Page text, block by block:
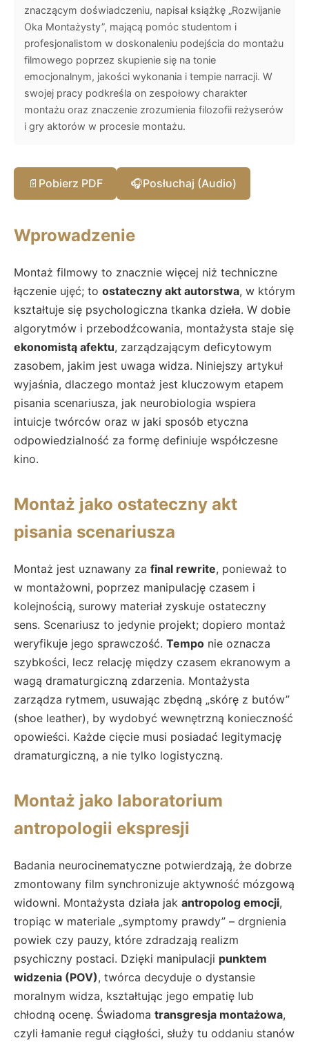
znaczącym doświadczeniu, napisał książkę „Rozwijanie
Oka Montażysty”, mającą pomóc studentom i
profesjonalistom w doskonaleniu podejścia do montażu
filmowego poprzez skupienie się na tonie
emocjonalnym, jakości wykonania i tempie narracji. W
swojej pracy podkreśla on zespołowy charakter
montażu oraz znaczenie zrozumienia filozofii reżyserów
i gry aktorów w procesie montażu.
📄 Pobierz PDF 🎧Posłuchaj (Audio)
Wprowadzenie
Montaż filmowy to znacznie więcej niż techniczne
łączenie ujęć; to ostateczny akt autorstwa, w którym
kształtuje się psychologiczna tkanka dzieła. W dobie
algorytmów i przebodźcowania, montażysta staje się
ekonomistą afektu, zarządzającym deficytowym
zasobem, jakim jest uwaga widza. Niniejszy artykuł
wyjaśnia, dlaczego montaż jest kluczowym etapem
pisania scenariusza, jak neurobiologia wspiera
intuicje twórców oraz w jaki sposób etyczna
odpowiedzialność za formę definiuje współczesne
kino.
Montaż jako ostateczny akt
pisania scenariusza
Montaż jest uznawany za final rewrite, ponieważ to
w montażowni, poprzez manipulację czasem i
kolejnością, surowy materiał zyskuje ostateczny
sens. Scenariusz to jedynie projekt; dopiero montaż
weryfikuje jego sprawczość. Tempo nie oznacza
szybkości, lecz relację między czasem ekranowym a
wagą dramaturgiczną zdarzenia. Montażysta
zarządza rytmem, usuwając zbędną „skórę z butów”
(shoe leather), by wydobyć wewnętrzną konieczność
opowieści. Każde cięcie musi posiadać legitymację
dramaturgiczną, a nie tylko logistyczną.
Montaż jako laboratorium
antropologii ekspresji
Badania neurocinematyczne potwierdzają, że dobrze
zmontowany film synchronizuje aktywność mózgową
widowni. Montażysta działa jak antropolog emocji,
tropiąc w materiale „symptomy prawdy” – drgnienia
powiek czy pauzy, które zdradzają realizm
psychiczny postaci. Dzięki manipulacji punktem
widzenia (POV), twórca decyduje o dystansie
moralnym widza, kształtując jego empatię lub
chłodną ocenę. Świadoma transgresja montażowa,
czyli łamanie reguł ciągłości, służy tu oddaniu stanów